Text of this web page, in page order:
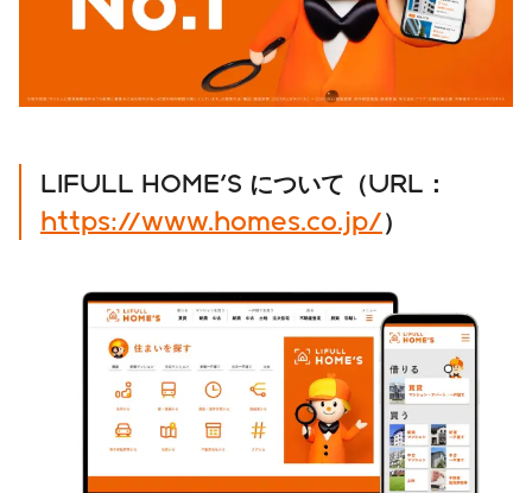
LIFULL HOME'S について（URL ：
https://www.homes.co.jp/）